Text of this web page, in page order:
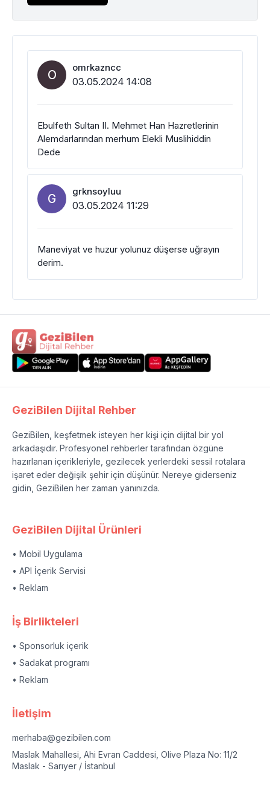
O omrkazncc
03.05.2024 14:08
Ebulfeth Sultan II. Mehmet Han Hazretlerinin
Alemdarlarından merhum Elekli Muslihiddin
Dede
G grknsoyluu
03.05.2024 11:29
Maneviyat ve huzur yolunuz düşerse uğrayın
derim.
GeziBilen Dijital Rehber
GeziBilen, keşfetmek isteyen her kişi için dijital bir yol
arkadaşıdır. Profesyonel rehberler tarafından özgüne
hazırlanan içerikleriyle, gezilecek yerlerdeki sessil rotalara
işaret eder değişik şehir için düşünür. Nereye giderseniz
gidin, GeziBilen her zaman yanınızda.
GeziBilen Dijital Ürünleri
• Mobil Uygulama
• API İçerik Servisi
• Reklam
İş Birlikteleri
• Sponsorluk içerik
• Sadakat programı
• Reklam
İletişim
merhaba@gezibilen.com
Maslak Mahallesi, Ahi Evran Caddesi, Olive Plaza No: 11/2
Maslak - Sarıyer / İstanbul